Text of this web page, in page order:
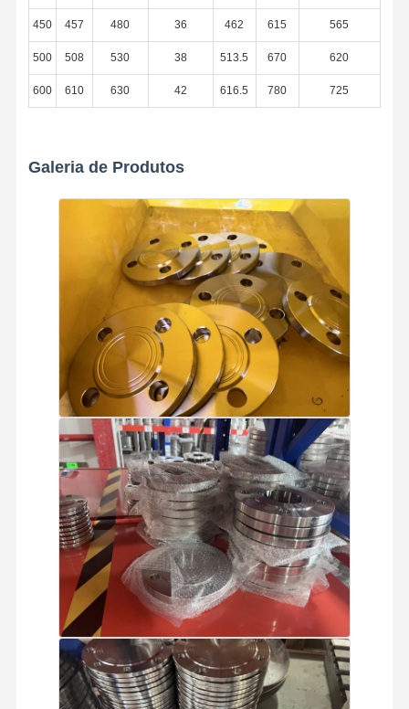
450 457 480 36 462 615 565
500 508 530 38 513.5 670 620
600 610 630 42 616.5 780 725
Galeria de Produtos